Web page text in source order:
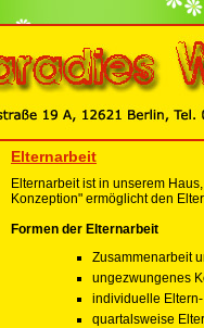
Elternarbeit
Elternarbeit ist in unserem
Konzeption" ermöglicht den
Formen der Elternarbeit
Zusammenarbeit
ungezwungenes
individuelle
quartalsweise